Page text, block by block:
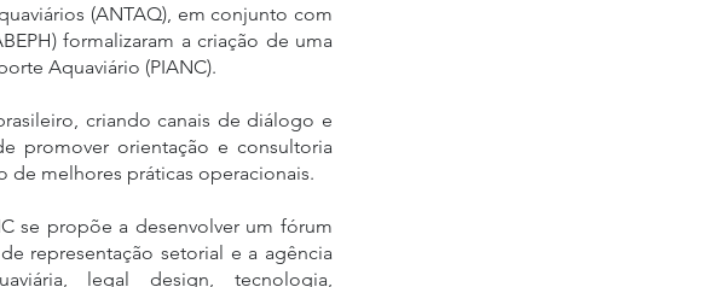
(ANTAQ), em conjunto com
formalizaram a criação de uma
Aquaviário (PIANC).
criando canais de diálogo e
promover orientação e consultoria
melhores práticas operacionais.
se propõe a desenvolver um fórum
representação setorial e a agência
legal design, tecnologia,